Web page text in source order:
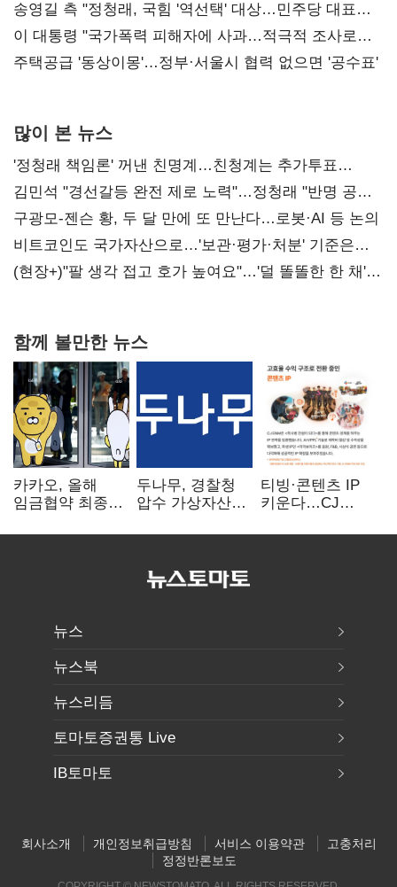
리모델링' 제안
송영길 측 "정청래, 국힘 '역선택' 대상…민주당 대표로
총선 지휘 못해"
이 대통령 "국가폭력 피해자에 사과…적극적 조사로
진실 밝혀야"
주택공급 '동상이몽'…정부·서울시 협력 없으면 '공수표'
많이 본 뉴스
'정청래 책임론' 꺼낸 친명계…친청계는 추가투표
때리기
김민석 "경선갈등 완전 제로 노력"…정청래 "반명 공세
사과부터"
구광모-젠슨 황, 두 달 만에 또 만난다…로봇·AI 등 논의
비트코인도 국가자산으로…'보관·평가·처분' 기준은
숙제
(현장+)"팔 생각 접고 호가 높여요"…'덜 똘똘한 한 채'
함께 볼만한 뉴스
카카오, 올해
임금협약 최종
인상·격려금
두나무, 경찰청
압수 가상자산
커스터디 사업
티빙·콘텐츠 IP
키운다…CJ
글로벌 확장 가속
뉴스
뉴스북
뉴스리듬
토마토증권통 Live
IB토마토
회사소개 개인정보취급방침 서비스 이용약관
고충처리
정정반론보도